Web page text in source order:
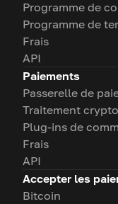
Programme de
Programme de
Frais
API
Paiements
Passerelle de
Traitement
Plug-ins de
Frais
API
Accepter les
Bitcoin